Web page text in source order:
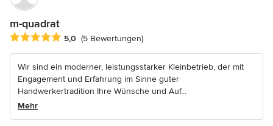
m-quadrat
Durchschnittliche Bewertung: 5 von 5 Sternen
5,0 (5 Bewertungen)
Wir sind ein moderner, leistungsstarker Kleinbetrieb, der mit
Engagement und Erfahrung im Sinne guter
Handwerkertradition Ihre Wünsche und Auf...
Mehr